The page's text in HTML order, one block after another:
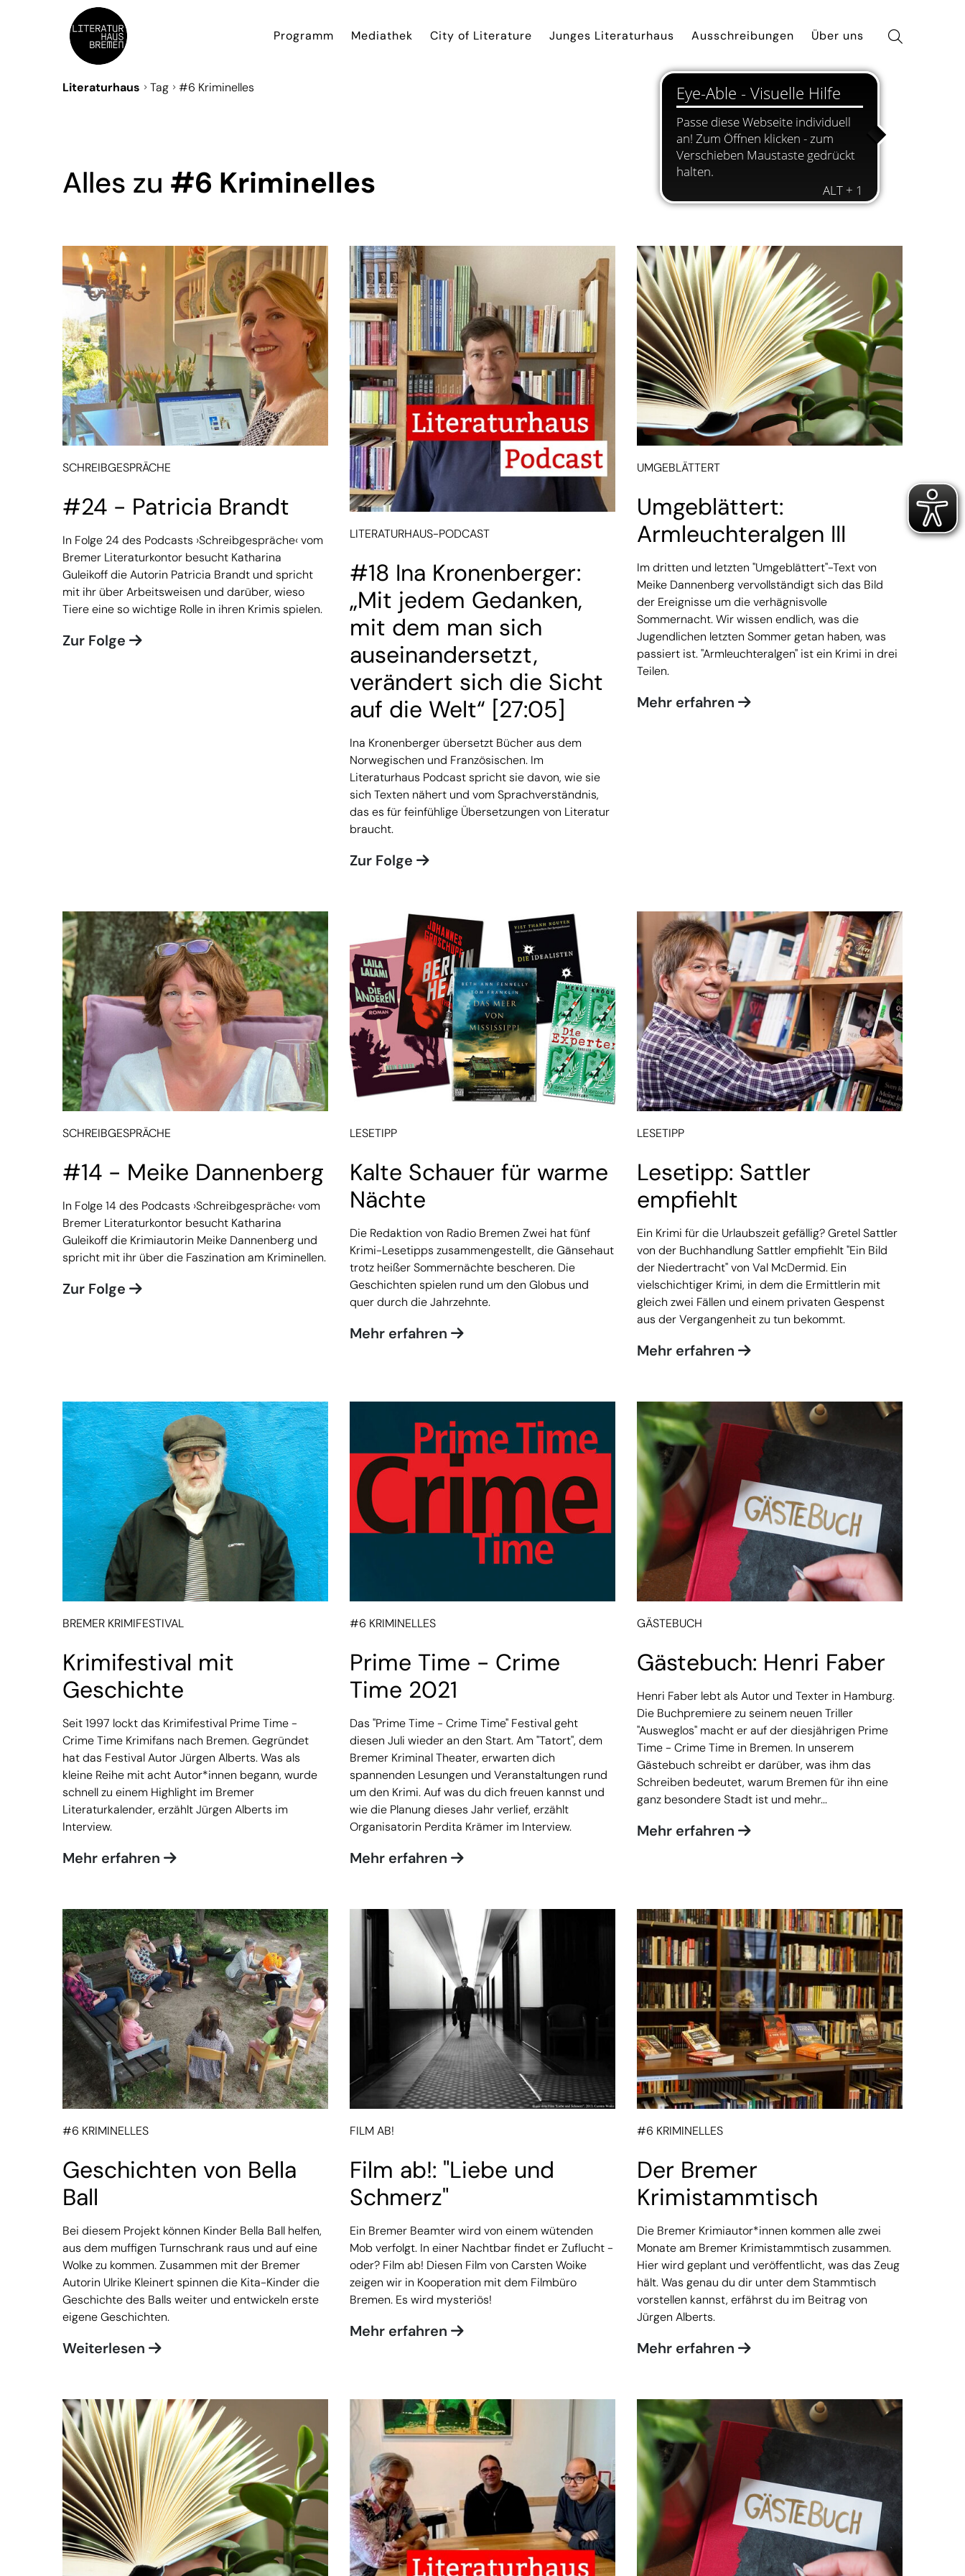
Programm Mediathek City of Literature Junges Literaturhaus Ausschreibungen Über uns
Literaturhaus Tag #6 Kriminelles
Alles zu #6 Kriminelles
SCHREIBGESPRÄCHE
#24 - Patricia Brandt
In Folge 24 des Podcasts ›Schreibgespräche‹ vom
Bremer Literaturkontor besucht Katharina
Guleikoff die Autorin Patricia Brandt und spricht
mit ihr über Arbeitsweisen und darüber, wieso
Tiere eine so wichtige Rolle in ihren Krimis spielen.
Zur Folge
LITERATURHAUS-PODCAST
#18 Ina Kronenberger:
„Mit jedem Gedanken,
mit dem man sich
auseinandersetzt,
verändert sich die Sicht
auf die Welt“ [27:05]
Ina Kronenberger übersetzt Bücher aus dem
Norwegischen und Französischen. Im
Literaturhaus Podcast spricht sie davon, wie sie
sich Texten nähert und vom Sprachverständnis,
das es für feinfühlige Übersetzungen von Literatur
braucht.
Zur Folge
UMGEBLÄTTERT
Umgeblättert:
Armleuchteralgen III
Im dritten und letzten "Umgeblättert"-Text von
Meike Dannenberg vervollständigt sich das Bild
der Ereignisse um die verhägnisvolle
Sommernacht. Wir wissen endlich, was die
Jugendlichen letzten Sommer getan haben, was
passiert ist. "Armleuchteralgen" ist ein Krimi in drei
Teilen.
Mehr erfahren
SCHREIBGESPRÄCHE
#14 - Meike Dannenberg
In Folge 14 des Podcasts ›Schreibgespräche‹ vom
Bremer Literaturkontor besucht Katharina
Guleikoff die Krimiautorin Meike Dannenberg und
spricht mit ihr über die Faszination am Kriminellen.
Zur Folge
LESETIPP
Kalte Schauer für warme
Nächte
Die Redaktion von Radio Bremen Zwei hat fünf
Krimi-Lesetipps zusammengestellt, die Gänsehaut
trotz heißer Sommernächte bescheren. Die
Geschichten spielen rund um den Globus und
quer durch die Jahrzehnte.
Mehr erfahren
LESETIPP
Lesetipp: Sattler
empfiehlt
Ein Krimi für die Urlaubszeit gefällig? Gretel Sattler
von der Buchhandlung Sattler empfiehlt "Ein Bild
der Niedertracht" von Val McDermid. Ein
vielschichtiger Krimi, in dem die Ermittlerin mit
gleich zwei Fällen und einem privaten Gespenst
aus der Vergangenheit zu tun bekommt.
Mehr erfahren
BREMER KRIMIFESTIVAL
Krimifestival mit
Geschichte
Seit 1997 lockt das Krimifestival Prime Time -
Crime Time Krimifans nach Bremen. Gegründet
hat das Festival Autor Jürgen Alberts. Was als
kleine Reihe mit acht Autor*innen begann, wurde
schnell zu einem Highlight im Bremer
Literaturkalender, erzählt Jürgen Alberts im
Interview.
Mehr erfahren
#6 KRIMINELLES
Prime Time - Crime
Time 2021
Das ''Prime Time - Crime Time'' Festival geht
diesen Juli wieder an den Start. Am "Tatort", dem
Bremer Kriminal Theater, erwarten dich
spannenden Lesungen und Veranstaltungen rund
um den Krimi. Auf was du dich freuen kannst und
wie die Planung dieses Jahr verlief, erzählt
Organisatorin Perdita Krämer im Interview.
Mehr erfahren
GÄSTEBUCH
Gästebuch: Henri Faber
Henri Faber lebt als Autor und Texter in Hamburg.
Die Buchpremiere zu seinem neuen Triller
"Ausweglos" macht er auf der diesjährigen Prime
Time - Crime Time in Bremen. In unserem
Gästebuch schreibt er darüber, was ihm das
Schreiben bedeutet, warum Bremen für ihn eine
ganz besondere Stadt ist und mehr...
Mehr erfahren
#6 KRIMINELLES
Geschichten von Bella
Ball
Bei diesem Projekt können Kinder Bella Ball helfen,
aus dem muffigen Turnschrank raus und auf eine
Wolke zu kommen. Zusammen mit der Bremer
Autorin Ulrike Kleinert spinnen die Kita-Kinder die
Geschichte des Balls weiter und entwickeln erste
eigene Geschichten.
Weiterlesen
FILM AB!
Film ab!: "Liebe und
Schmerz"
Ein Bremer Beamter wird von einem wütenden
Mob verfolgt. In einer Nachtbar findet er Zuflucht -
oder? Film ab! Diesen Film von Carsten Woike
zeigen wir in Kooperation mit dem Filmbüro
Bremen. Es wird mysteriös!
Mehr erfahren
#6 KRIMINELLES
Der Bremer
Krimistammtisch
Die Bremer Krimiautor*innen kommen alle zwei
Monate am Bremer Krimistammtisch zusammen.
Hier wird geplant und veröffentlicht, was das Zeug
hält. Was genau du dir unter dem Stammtisch
vorstellen kannst, erfährst du im Beitrag von
Jürgen Alberts.
Mehr erfahren